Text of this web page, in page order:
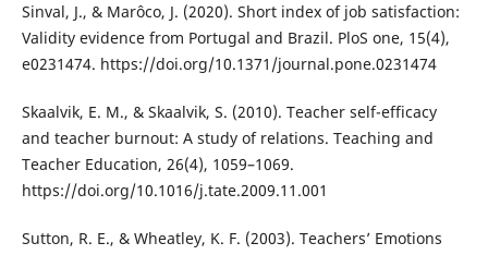
Sinval, J., & Marôco, J. (2020). Short index of job satisfaction:
Validity evidence from Portugal and Brazil. PloS one, 15(4),
e0231474. https://doi.org/10.1371/journal.pone.0231474
Skaalvik, E. M., & Skaalvik, S. (2010). Teacher self-efficacy
and teacher burnout: A study of relations. Teaching and
Teacher Education, 26(4), 1059–1069.
https://doi.org/10.1016/j.tate.2009.11.001
Sutton, R. E., & Wheatley, K. F. (2003). Teachers’ Emotions